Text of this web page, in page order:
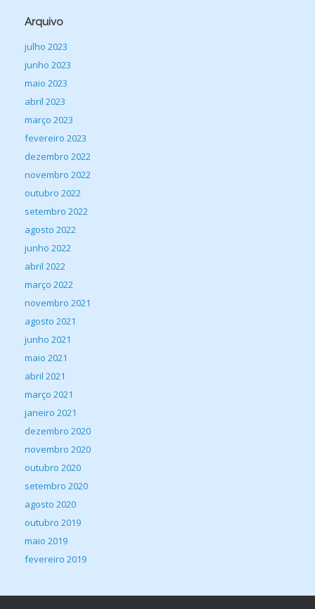
Arquivo
julho 2023
junho 2023
maio 2023
abril 2023
março 2023
fevereiro 2023
dezembro 2022
novembro 2022
outubro 2022
setembro 2022
agosto 2022
junho 2022
abril 2022
março 2022
novembro 2021
agosto 2021
junho 2021
maio 2021
abril 2021
março 2021
janeiro 2021
dezembro 2020
novembro 2020
outubro 2020
setembro 2020
agosto 2020
outubro 2019
maio 2019
fevereiro 2019